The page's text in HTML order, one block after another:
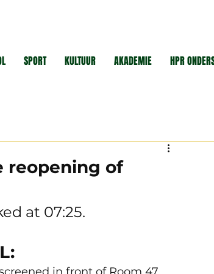
SPORT KULTUUR AKADEMIE HPR
reopening of
at 07:25.